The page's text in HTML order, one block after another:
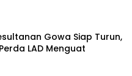
Gowa Siap Turun,
LAD Menguat